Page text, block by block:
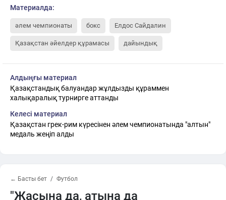
Материалда:
әлем чемпионаты бокс Елдос Сайдалин
Қазақстан әйелдер құрамасы дайындық
Алдыңғы материал
Қазақстандық балуандар жұлдызды құраммен
халықаралық турнирге аттанды
Келесі материал
Қазақстан грек-рим күресінен әлем чемпионатында "алтын"
медаль жеңіп алды
← Басты бет Футбол
"Жасына да, атына да